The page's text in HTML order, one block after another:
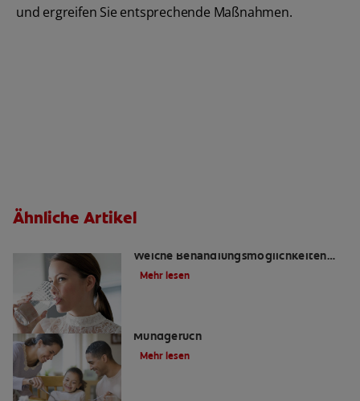
und ergreifen Sie entsprechende Maßnahmen.
Ähnliche Artikel
Welche Behandlungsmöglichkeiten
gibt es?
Mehr lesen
Mundgeruch
Mehr lesen